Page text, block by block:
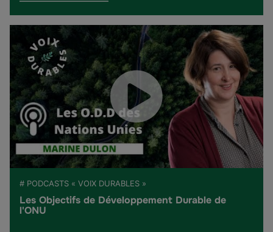
# PODCASTS « VOIX DURABLES »
Les Objectifs de Développement Durable de
l'ONU